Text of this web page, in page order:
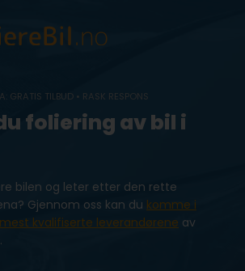
GRATIS TILBUD • RASK RESPONS
foliering av bil i
bilen og leter etter den rette
Gjennom oss kan du komme i
kvalifiserte leverandørene av